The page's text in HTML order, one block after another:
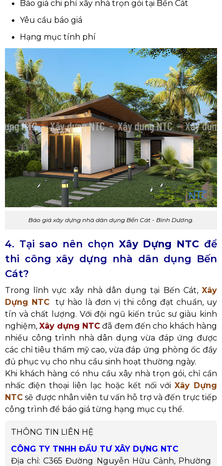
Báo giá chi phí xây nhà trọn gói tại Bến Cát
Yêu cầu báo giá
Hạng mục tính phí
Báo giá xây dựng nhà dân dụng Bến Cát - Bình Dương.
4. Tại sao nên chọn Xây Dựng NTC để
thi côngxây dựng nhà dân dụng Bến
Cát?
Trong lĩnh vực xây nhà dân dụng tại Bến Cát, Xây
Dựng NTC
tự hào là đơn vị thi công đạt chuẩn, uy
tín và chất lượng. Với đội ngũ kiến trúc sư giàu kinh
nghiệm,Xây dựng NTC đã đem đến cho khách hàng
nhiều công trình nhà dân dụng vừa đáp ứng được
các chỉ tiêu thẩm mỹ cao, vừa đáp ứng phòng ốc đầy
đủ phục vụ cho nhu cầu sinh hoạt thường ngày.
Khi khách hàng có nhu cầu xây nhà trọn gói, chỉ cần
nhấc điện thoại liên lạc hoặc kết nối với Xây Dựng
NTC sẽ được nhân viên tư vấn hỗ trợ và đến trực tiếp
công trình để báo giá từng hạng mục cụ thể.
THÔNG TIN LIÊN HỆ
CÔNG TY TNHH ĐẦU TƯ XÂY DỰNG NTC
Địa chỉ: C365 Đường Nguyễn Hữu Cảnh, Phường